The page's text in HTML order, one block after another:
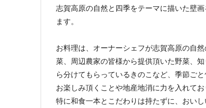
志賀高原の自然と四季をテーマに描いた壁画
ます。
お料理は、オーナーシェフが志賀高原の自然
菜、周辺農家の皆様から提供頂いた野菜、
ら分けてもらっているきのこなど、季節ごと
お楽しみ頂くことや地産地消に力を入れてお
特に和食一本とこだわりは持たずに、おいし